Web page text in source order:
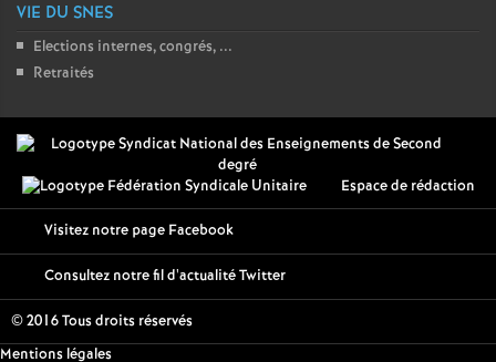
VIE DU SNES
Elections internes, congrés, ...
Retraités
Espace de rédaction
Visitez notre page Facebook
Consultez notre fil d'actualité Twitter
© 2016 Tous droits réservés
Mentions légales